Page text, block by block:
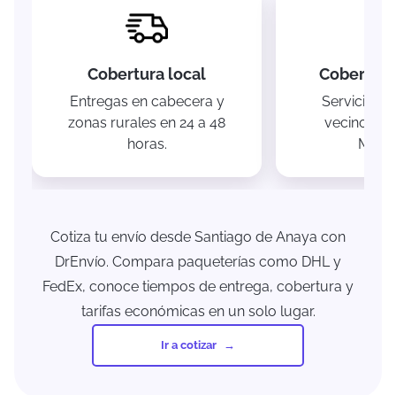
Cobertura local
Entregas en cabecera y
zonas rurales en 24 a 48
horas.
Servicio a
vecinos
Cotiza tu envío desde Santiago de Anaya con
DrEnvío. Compara paqueterías como DHL y
FedEx, conoce tiempos de entrega, cobertura y
tarifas económicas en un solo lugar.
Ir a cotizar